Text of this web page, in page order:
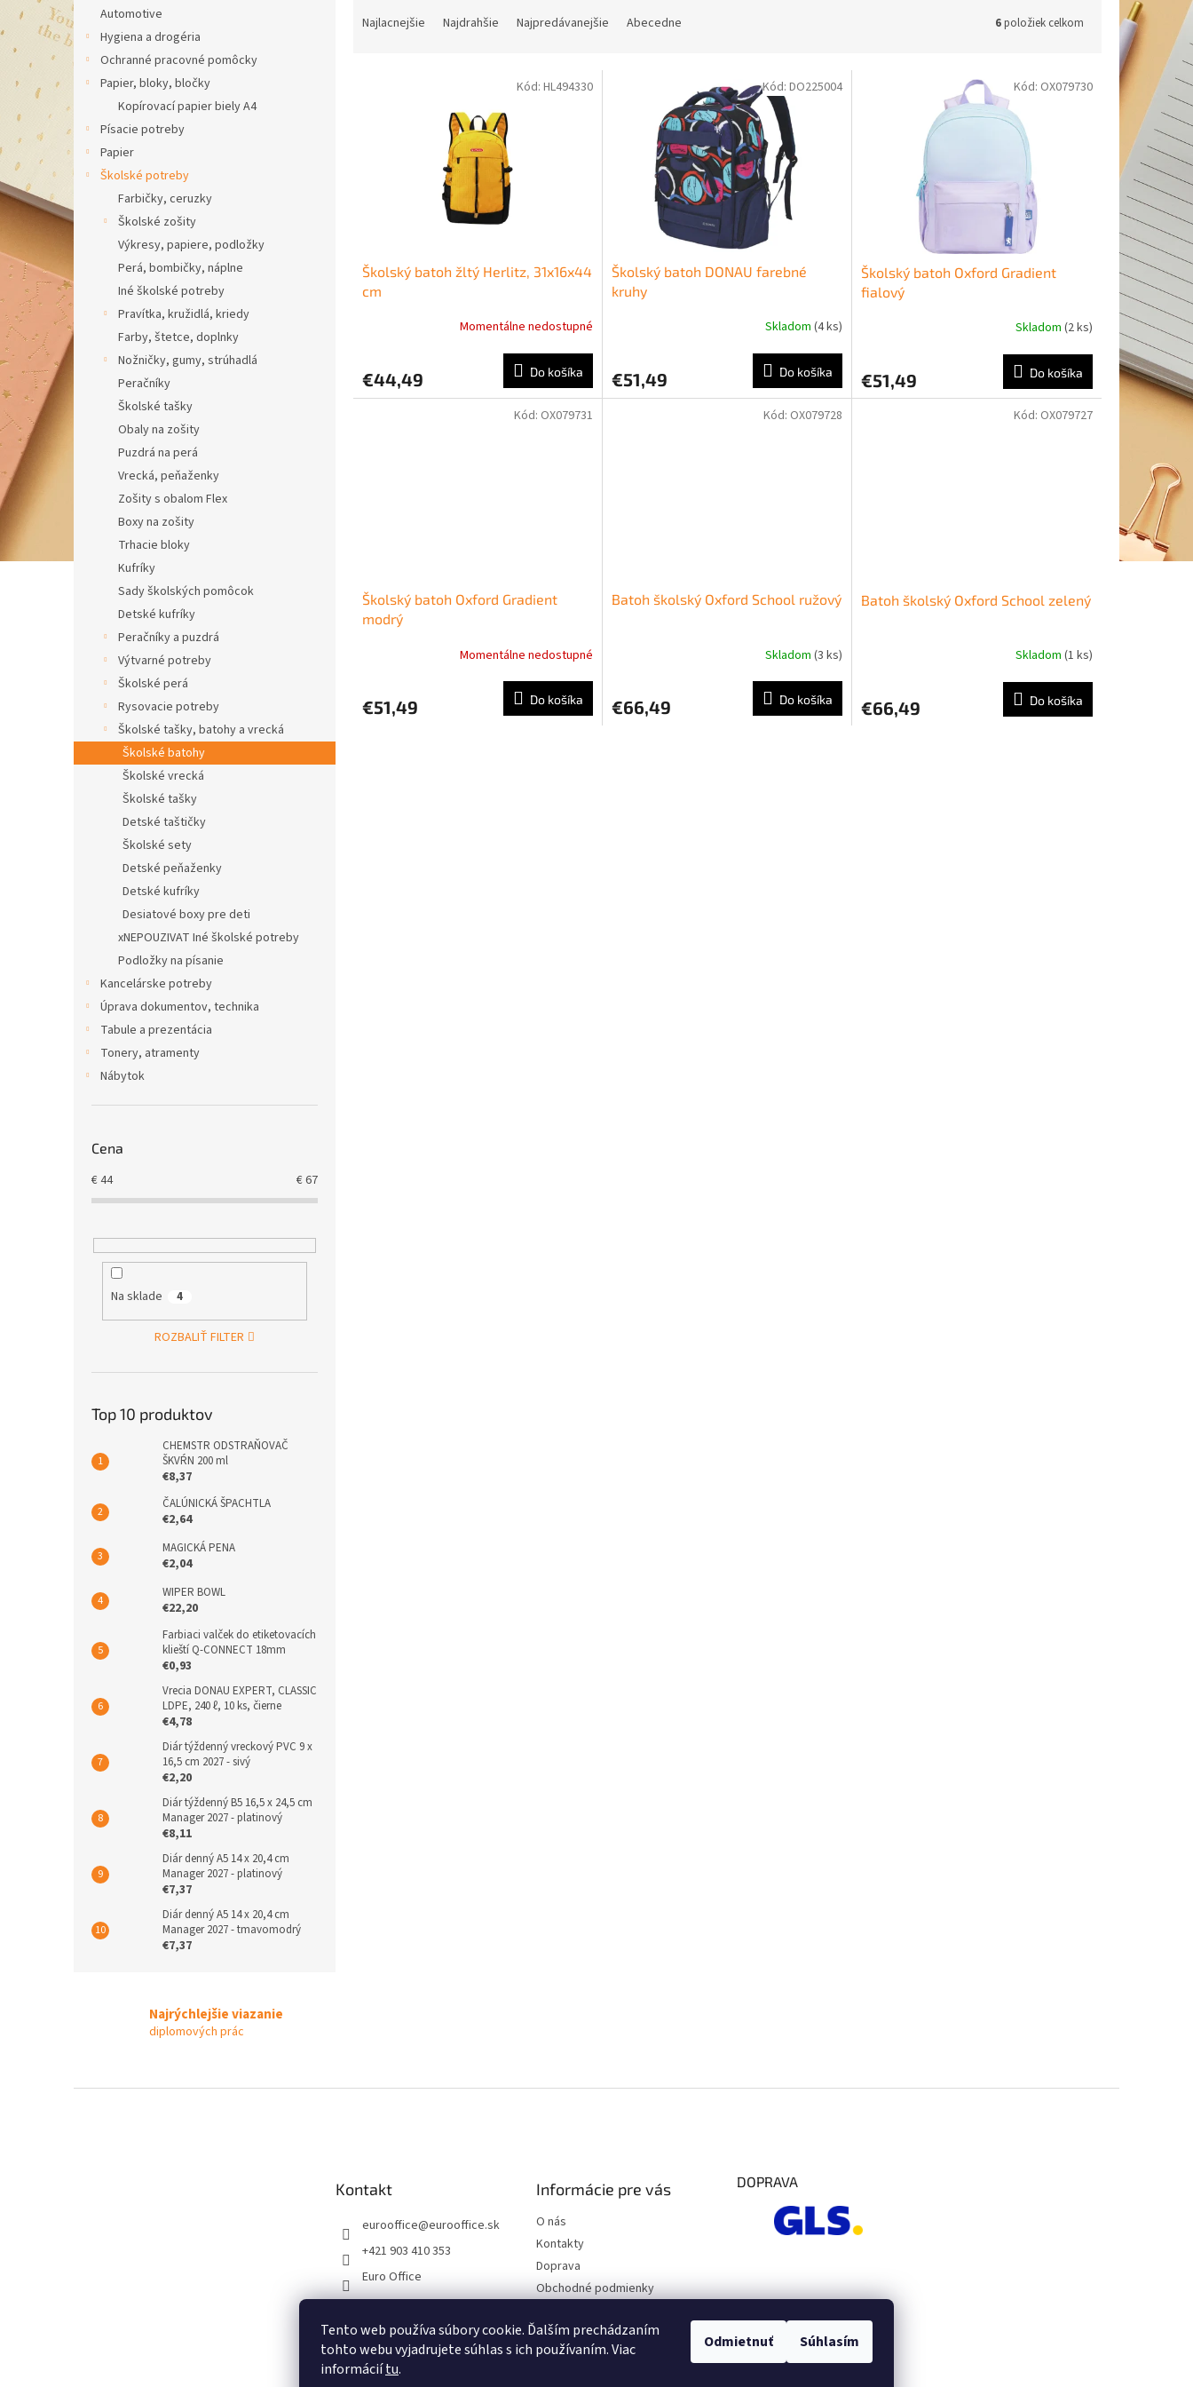
Tento web používa súbory cookie. Ďalším prechádzaním
tohto webu vyjadrujete súhlas s ich používaním. Viac
informáciítu.
Odmietnuť Súhlasím
Automotive
Hygiena a drogéria
Ochranné pracovné pomôcky
Papier, bloky, bločky
Kopírovací papier biely A4
Písacie potreby
Papier
Školské potreby
Farbičky, ceruzky
Školské zošity
Výkresy, papiere, podložky
Perá, bombičky, náplne
Iné školské potreby
Pravítka, kružidlá, kriedy
Farby, štetce, doplnky
Nožničky, gumy, strúhadlá
Peračníky
Školské tašky
Obaly na zošity
Puzdrá na perá
Vrecká, peňaženky
Zošity s obalom Flex
Boxy na zošity
Trhacie bloky
Kufríky
Sady školských pomôcok
Detské kufríky
Peračníky a puzdrá
Výtvarné potreby
Školské perá
Rysovacie potreby
Školské tašky, batohy a vrecká
Školské batohy
Školské vrecká
Školské tašky
Detské taštičky
Školské sety
Detské peňaženky
Detské kufríky
Desiatové boxy pre deti
xNEPOUZIVAT Iné školské potreby
Podložky na písanie
Kancelárske potreby
Úprava dokumentov, technika
Tabule a prezentácia
Tonery, atramenty
Nábytok
Cena
€44 €67
Na sklade 4
ROZBALIŤ FILTER
Top 10 produktov
CHEMSTR ODSTRAŇOVAČ
ŠKVŔN 200 ml
€8,37
ČALÚNICKÁ ŠPACHTLA
€2,64
MAGICKÁ PENA
€2,04
WIPER BOWL
€22,20
Farbiaci valček do etiketovacích
klieští Q-CONNECT 18mm
€0,93
Vrecia DONAU EXPERT, CLASSIC
LDPE, 240 ℓ, 10 ks, čierne
€4,78
Diár týždenný vreckový PVC 9 x
16,5 cm 2027 - sivý
€2,20
Diár týždenný B5 16,5 x 24,5 cm
Manager 2027 - platinový
€8,11
Diár denný A5 14 x 20,4 cm
Manager 2027 - platinový
€7,37
Diár denný A5 14 x 20,4 cm
Manager 2027 - tmavomodrý
€7,37
Najlacnejšie Najdrahšie Najpredávanejšie Abecedne 6položiek celkom
Školský batoh žltý Herlitz, 31x16x44
cm
Momentálne nedostupné
€44,49 Do košíka
Kód: HL494330
Školský batoh DONAU farebné
kruhy
Skladom (4 ks)
€51,49 Do košíka
Kód: DO225004
Školský batoh Oxford Gradient
fialový
Skladom (2 ks)
€51,49 Do košíka
Kód: OX079730
Školský batoh Oxford Gradient
modrý
Momentálne nedostupné
€51,49 Do košíka
Kód: OX079731
Batoh školský Oxford School ružový
Skladom (3 ks)
€66,49 Do košíka
Kód: OX079728
Batoh školský Oxford School zelený
Skladom (1 ks)
€66,49 Do košíka
Kód: OX079727
Najrýchlejšie viazanie
diplomových prác
Kontakt
eurooffice@eurooffice.sk
+421 903 410 353
Euro Office
Informácie pre vás
O nás
Kontakty
Doprava
Obchodné podmienky
údajov
Moja objednávka
DOPRAVA